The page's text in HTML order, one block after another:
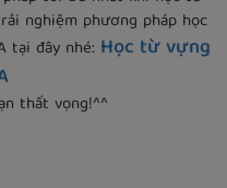
nghiệm phương pháp học
tại đây nhé: Học từ vựng
thất vọng!^^